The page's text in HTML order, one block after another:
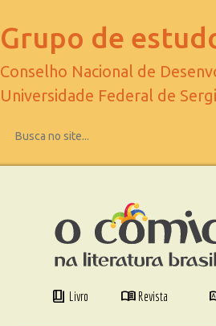
Grupo de
Conselho Nacional de
Universidade Federal de
book_4 Livro menu_book Revista